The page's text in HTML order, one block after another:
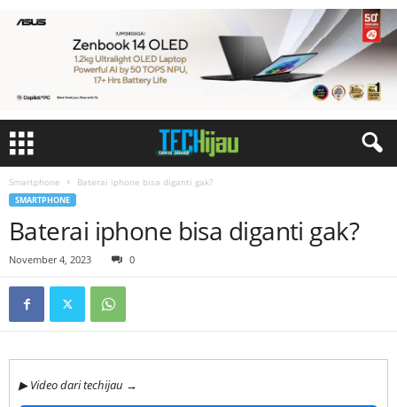
Smartphone Baterai iphone bisa diganti gak?
SMARTPHONE
Baterai iphone bisa diganti gak?
November 4, 2023 0
▶ Video dari techijau →